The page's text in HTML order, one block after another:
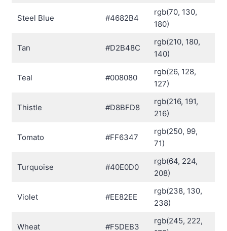
Steel Blue #4682B4
rgb(70, 130,
180)
Tan #D2B48C
rgb(210, 180,
140)
Teal #008080
rgb(26, 128,
127)
Thistle #D8BFD8
rgb(216, 191,
216)
Tomato #FF6347
rgb(250, 99,
71)
Turquoise #40E0D0
rgb(64, 224,
208)
Violet #EE82EE
rgb(238, 130,
238)
Wheat #F5DEB3
rgb(245, 222,